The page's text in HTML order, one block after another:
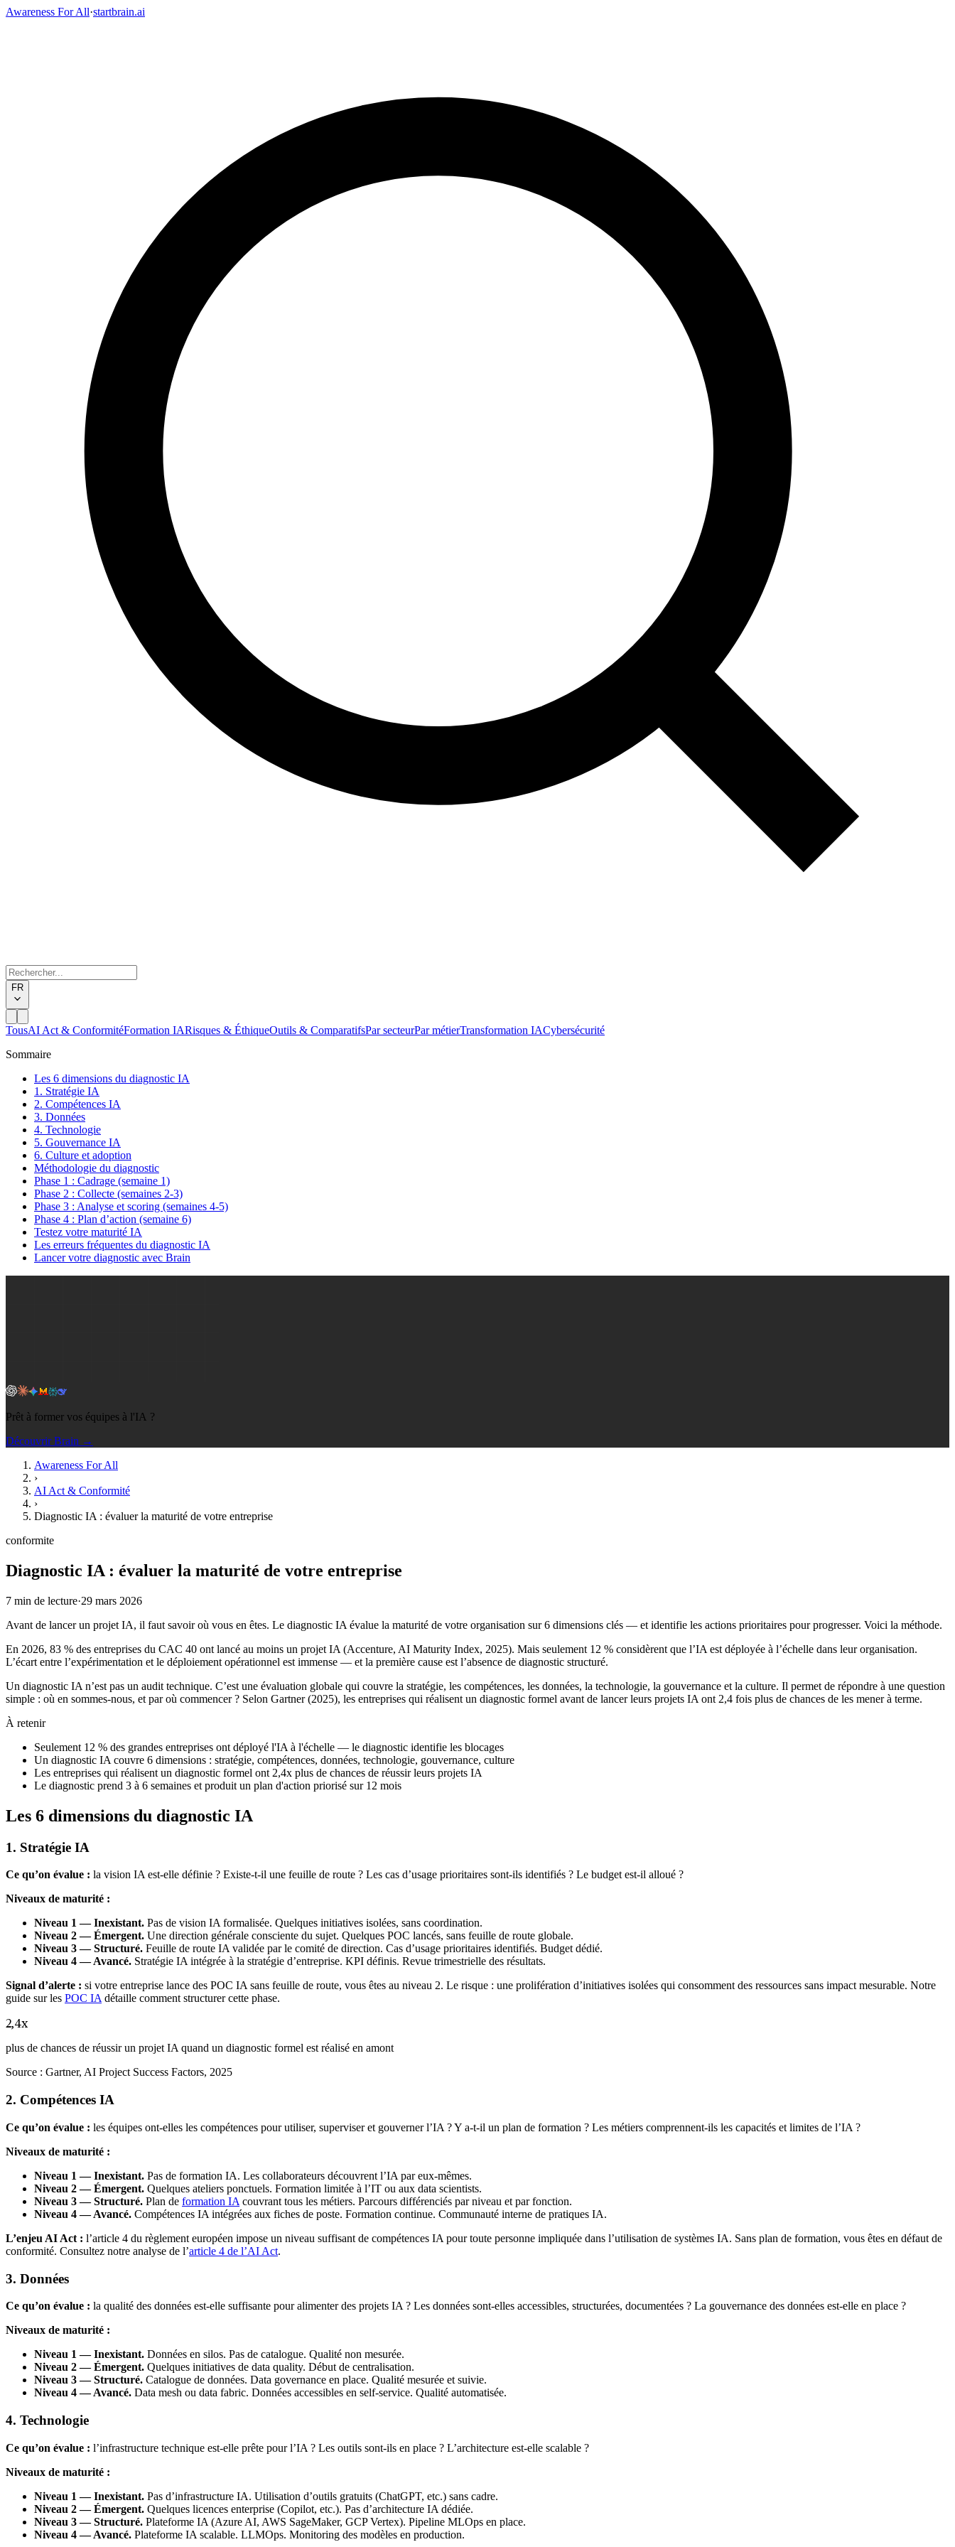
Awareness For All·startbrain.ai
FR
TousAI Act & ConformitéFormation IARisques & ÉthiqueOutils & ComparatifsPar secteurPar métierTransformation IACybersécurité
Sommaire
Les 6 dimensions du diagnostic IA
1. Stratégie IA
2. Compétences IA
3. Données
4. Technologie
5. Gouvernance IA
6. Culture et adoption
Méthodologie du diagnostic
Phase 1 : Cadrage (semaine 1)
Phase 2 : Collecte (semaines 2-3)
Phase 3 : Analyse et scoring (semaines 4-5)
Phase 4 : Plan d’action (semaine 6)
Testez votre maturité IA
Les erreurs fréquentes du diagnostic IA
Lancer votre diagnostic avec Brain
Prêt à former vos équipes à l'IA ?
Découvrir Brain →
Awareness For All
›
AI Act & Conformité
›
Diagnostic IA : évaluer la maturité de votre entreprise
conformite
Diagnostic IA : évaluer la maturité de votre entreprise
7 min de lecture·29 mars 2026
Avant de lancer un projet IA, il faut savoir où vous en êtes. Le diagnostic IA évalue la maturité de votre organisation sur 6 dimensions clés — et identifie les actions prioritaires pour progresser. Voici la méthode.
En 2026, 83 % des entreprises du CAC 40 ont lancé au moins un projet IA (Accenture, AI Maturity Index, 2025). Mais seulement 12 % considèrent que l’IA est déployée à l’échelle dans leur organisation.
L’écart entre l’expérimentation et le déploiement opérationnel est immense — et la première cause est l’absence de diagnostic structuré.
Un diagnostic IA n’est pas un audit technique. C’est une évaluation globale qui couvre la stratégie, les compétences, les données, la technologie, la gouvernance et la culture. Il permet de répondre à une question
simple : où en sommes-nous, et par où commencer ? Selon Gartner (2025), les entreprises qui réalisent un diagnostic formel avant de lancer leurs projets IA ont 2,4 fois plus de chances de les mener à terme.
À retenir
Seulement 12 % des grandes entreprises ont déployé l'IA à l'échelle — le diagnostic identifie les blocages
Un diagnostic IA couvre 6 dimensions : stratégie, compétences, données, technologie, gouvernance, culture
Les entreprises qui réalisent un diagnostic formel ont 2,4x plus de chances de réussir leurs projets IA
Le diagnostic prend 3 à 6 semaines et produit un plan d'action priorisé sur 12 mois
Les 6 dimensions du diagnostic IA
1. Stratégie IA
Ce qu’on évalue : la vision IA est-elle définie ? Existe-t-il une feuille de route ? Les cas d’usage prioritaires sont-ils identifiés ? Le budget est-il alloué ?
Niveaux de maturité :
Niveau 1 — Inexistant. Pas de vision IA formalisée. Quelques initiatives isolées, sans coordination.
Niveau 2 — Émergent. Une direction générale consciente du sujet. Quelques POC lancés, sans feuille de route globale.
Niveau 3 — Structuré. Feuille de route IA validée par le comité de direction. Cas d’usage prioritaires identifiés. Budget dédié.
Niveau 4 — Avancé. Stratégie IA intégrée à la stratégie d’entreprise. KPI définis. Revue trimestrielle des résultats.
Signal d’alerte : si votre entreprise lance des POC IA sans feuille de route, vous êtes au niveau 2. Le risque : une prolifération d’initiatives isolées qui consomment des ressources sans impact mesurable. Notre
guide sur les POC IA détaille comment structurer cette phase.
2,4x
plus de chances de réussir un projet IA quand un diagnostic formel est réalisé en amont
Source : Gartner, AI Project Success Factors, 2025
2. Compétences IA
Ce qu’on évalue : les équipes ont-elles les compétences pour utiliser, superviser et gouverner l’IA ? Y a-t-il un plan de formation ? Les métiers comprennent-ils les capacités et limites de l’IA ?
Niveaux de maturité :
Niveau 1 — Inexistant. Pas de formation IA. Les collaborateurs découvrent l’IA par eux-mêmes.
Niveau 2 — Émergent. Quelques ateliers ponctuels. Formation limitée à l’IT ou aux data scientists.
Niveau 3 — Structuré. Plan de formation IA couvrant tous les métiers. Parcours différenciés par niveau et par fonction.
Niveau 4 — Avancé. Compétences IA intégrées aux fiches de poste. Formation continue. Communauté interne de pratiques IA.
L’enjeu AI Act : l’article 4 du règlement européen impose un niveau suffisant de compétences IA pour toute personne impliquée dans l’utilisation de systèmes IA. Sans plan de formation, vous êtes en défaut de
conformité. Consultez notre analyse de l’article 4 de l’AI Act.
3. Données
Ce qu’on évalue : la qualité des données est-elle suffisante pour alimenter des projets IA ? Les données sont-elles accessibles, structurées, documentées ? La gouvernance des données est-elle en place ?
Niveaux de maturité :
Niveau 1 — Inexistant. Données en silos. Pas de catalogue. Qualité non mesurée.
Niveau 2 — Émergent. Quelques initiatives de data quality. Début de centralisation.
Niveau 3 — Structuré. Catalogue de données. Data governance en place. Qualité mesurée et suivie.
Niveau 4 — Avancé. Data mesh ou data fabric. Données accessibles en self-service. Qualité automatisée.
4. Technologie
Ce qu’on évalue : l’infrastructure technique est-elle prête pour l’IA ? Les outils sont-ils en place ? L’architecture est-elle scalable ?
Niveaux de maturité :
Niveau 1 — Inexistant. Pas d’infrastructure IA. Utilisation d’outils gratuits (ChatGPT, etc.) sans cadre.
Niveau 2 — Émergent. Quelques licences enterprise (Copilot, etc.). Pas d’architecture IA dédiée.
Niveau 3 — Structuré. Plateforme IA (Azure AI, AWS SageMaker, GCP Vertex). Pipeline MLOps en place.
Niveau 4 — Avancé. Plateforme IA scalable. LLMOps. Monitoring des modèles en production.